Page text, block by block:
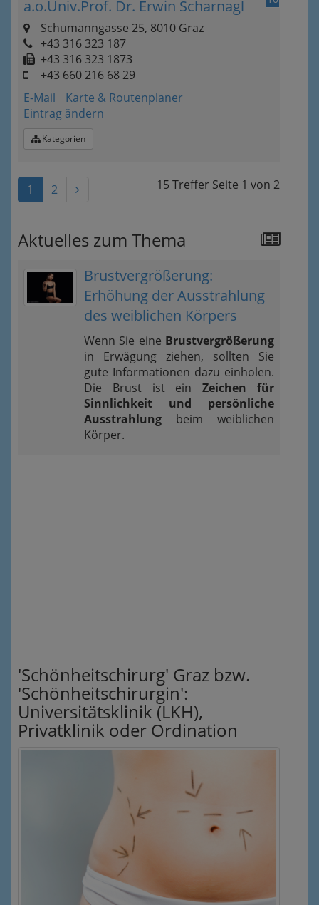
a.o.Univ.Prof. Dr. Erwin Scharnagl
Schumanngasse 25, 8010 Graz
+43 316 323 187
+43 316 323 1873
+43 660 216 68 29
E-Mail
Karte & Routenplaner
Eintrag ändern
Kategorien
15 Treffer Seite 1 von 2
1 2
Aktuelles zum Thema
Brustvergrößerung:
Erhöhung der Ausstrahlung
des weiblichen Körpers
Wenn Sie eine Brustvergrößerung
in Erwägung ziehen, sollten Sie
gute Informationen dazu einholen.
Die Brust ist einZeichen für
Sinnlichkeit und persönliche
Ausstrahlung beim weiblichen
Körper.
'Schönheitschirurg' Graz bzw.
'Schönheitschirurgin':
Universitätsklinik (LKH),
Privatklinik oder Ordination